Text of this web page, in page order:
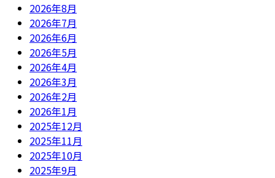
2026年8月
2026年7月
2026年6月
2026年5月
2026年4月
2026年3月
2026年2月
2026年1月
2025年12月
2025年11月
2025年10月
2025年9月